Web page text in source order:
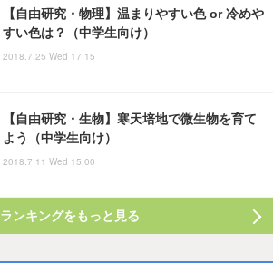
【自由研究・物理】温まりやすい色 or 冷めや
すい色は？（中学生向け）
2018.7.25 Wed 17:15
【自由研究・生物】寒天培地で微生物を育て
よう（中学生向け）
2018.7.11 Wed 15:00
ランキングをもっと見る